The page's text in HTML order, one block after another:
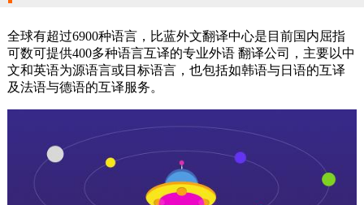
全球有超过6900种语言，比蓝外文翻译中心是目前国内屈指
可数可提供400多种语言互译的专业外语 翻译公司，主要以中
文和英语为源语言或目标语言，也包括如韩语与日语的互译
及法语与德语的互译服务。